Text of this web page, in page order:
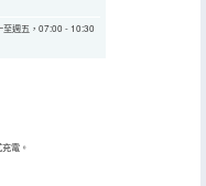
週五，07:00 - 10:30
電。